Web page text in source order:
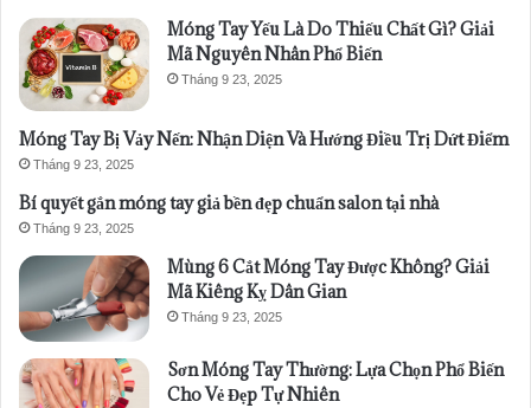
Móng Tay Yếu Là Do Thiếu Chất Gì? Giải
Mã Nguyên Nhân Phổ Biến
Tháng 9 23, 2025
Móng Tay Bị Vảy Nến: Nhận Diện Và Hướng Điều Trị Dứt Điểm
Tháng 9 23, 2025
Bí quyết gắn móng tay giả bền đẹp chuẩn salon tại nhà
Tháng 9 23, 2025
Mùng 6 Cắt Móng Tay Được Không? Giải
Mã Kiêng Kỵ Dân Gian
Tháng 9 23, 2025
Sơn Móng Tay Thường: Lựa Chọn Phổ Biến
Cho Vẻ Đẹp Tự Nhiên